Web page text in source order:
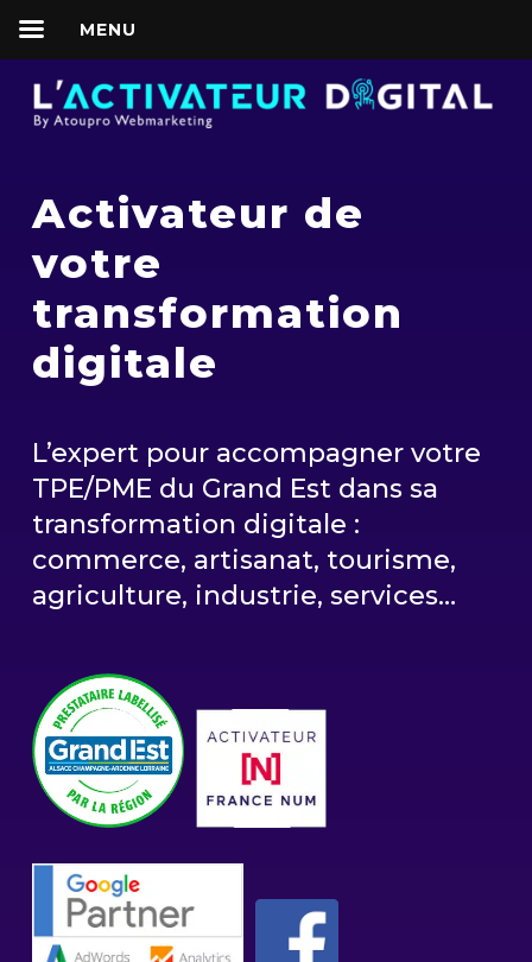
Activateur de
votre
transformation
digitale
L’expert pour accompagner votre
TPE/PME du Grand Est dans sa
transformation digitale :
commerce, artisanat, tourisme,
agriculture, industrie, services…
MENU